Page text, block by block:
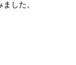
した。